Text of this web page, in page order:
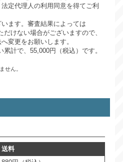
定代理人の利用同意を得てご利
ます。審査結果によっては
だけない場合がございますので、
変更をお願いします。
累計で、55,000円（税込）です。
せん。
送料